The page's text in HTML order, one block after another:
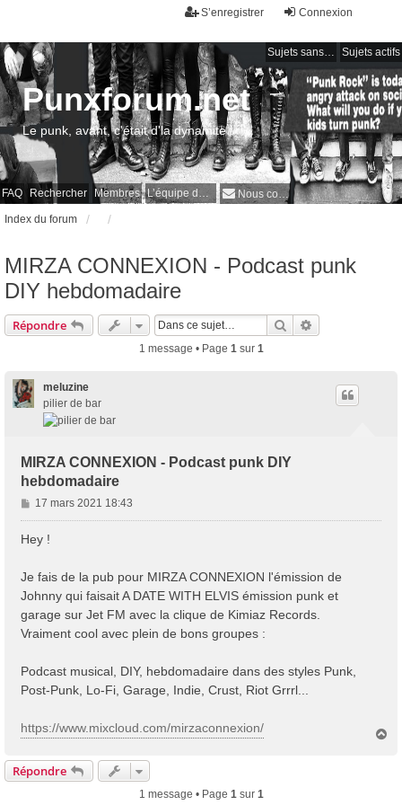
Connexion
S’enregistrer
Sujets sans réponse Sujets actifs
FAQ Rechercher Membres L’équipe du forum Nous contacter
Punxforum.net
Le punk, avant, c'était d'la dynamite !
Index du forum
MIRZA CONNEXION - Podcast punk
DIY hebdomadaire
Répondre Rechercher
1 message • Page 1sur 1
meluzine
pilier de bar
MIRZA CONNEXION - Podcast punk DIY
hebdomadaire
M
e
g
e
17 mars 2021 18:43
Hey !
Je fais de la pub pour MIRZA CONNEXION l'émission de
Johnny qui faisait A DATE WITH ELVIS émission punk et
garage sur Jet FM avec la clique de Kimiaz Records.
Vraiment cool avec plein de bons groupes :
Podcast musical, DIY, hebdomadaire dans des styles Punk,
Post-Punk, Lo-Fi, Garage, Indie, Crust, Riot Grrrl...
https://www.mixcloud.com/mirzaconnexion/
Répondre
1 message • Page 1 sur 1